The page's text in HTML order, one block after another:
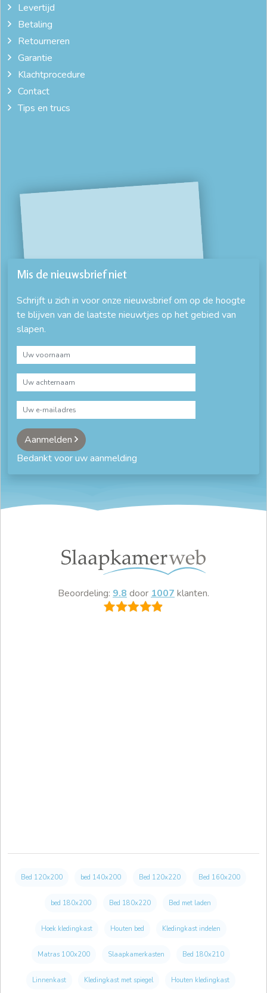
Levertijd
Betaling
Retourneren
Garantie
Klachtprocedure
Contact
Tips en trucs
Mis de nieuwsbrief niet
Schrijft u zich in voor onze nieuwsbrief om op de hoogte
te blijven van de laatste nieuwtjes op het gebied van
slapen.
Aanmelden
Bedankt voor uw aanmelding
Beoordeling: 9.8 door 1007 klanten.
Bed 120x200 bed 140x200 Bed 120x220 Bed 160x200
bed 180x200 Bed 180x220 Bed met laden
Hoek kledingkast Houten bed Kledingkast indelen
Matras 100x200 Slaapkamerkasten Bed 180x210
Linnenkast Kledingkast met spiegel Houten kledingkast